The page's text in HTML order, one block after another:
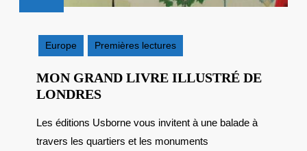
2018
Europe
Premières lectures
MON GRAND LIVRE ILLUSTRÉ DE
LONDRESMON
LIVRE
ILLUSTRÉ
Les éditions Usborne vous invitent à une balade à
travers les quartiers et les monuments